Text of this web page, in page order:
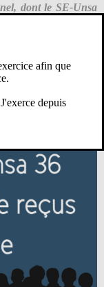
dont le SE-Unsa
afin que
J'exerce depuis